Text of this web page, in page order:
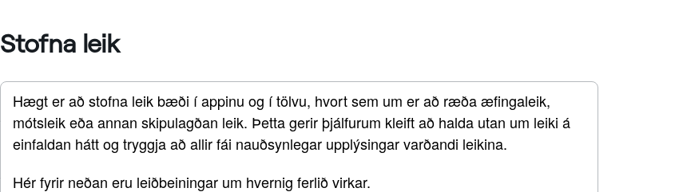
Stofna leik
Hægt er að stofna leik bæði í appinu og í tölvu, hvort sem um er að ræða æfingaleik,
mótsleik eða annan skipulagðan leik. Þetta gerir þjálfurum kleift að halda utan um leiki á
einfaldan hátt og tryggja að allir fái nauðsynlegar upplýsingar varðandi leikina.
Hér fyrir neðan eru leiðbeiningar um hvernig ferlið virkar.